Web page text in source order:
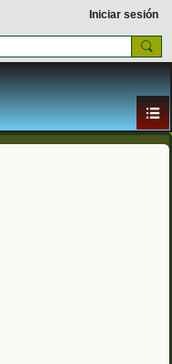
Iniciar sesión